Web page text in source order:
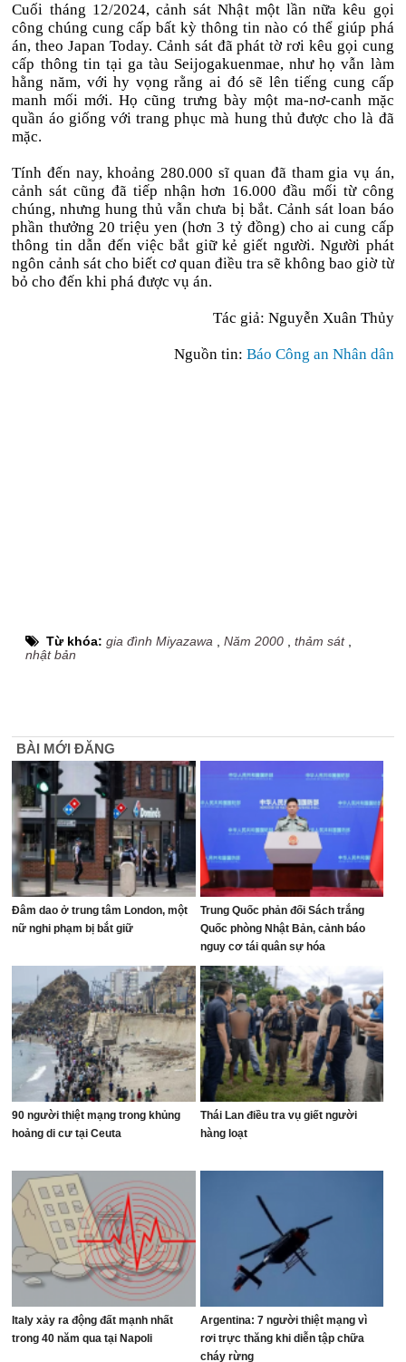
Cuối tháng 12/2024, cảnh sát Nhật một lần nữa kêu gọi
công chúng cung cấp bất kỳ thông tin nào có thể giúp phá
án, theo Japan Today. Cảnh sát đã phát tờ rơi kêu gọi cung
cấp thông tin tại ga tàu Seijogakuenmae, như họ vẫn làm
hằng năm, với hy vọng rằng ai đó sẽ lên tiếng cung cấp
manh mối mới. Họ cũng trưng bày một ma-nơ-canh mặc
quần áo giống với trang phục mà hung thủ được cho là đã
mặc.
Tính đến nay, khoảng 280.000 sĩ quan đã tham gia vụ án,
cảnh sát cũng đã tiếp nhận hơn 16.000 đầu mối từ công
chúng, nhưng hung thủ vẫn chưa bị bắt. Cảnh sát loan báo
phần thưởng 20 triệu yen (hơn 3 tỷ đồng) cho ai cung cấp
thông tin dẫn đến việc bắt giữ kẻ giết người. Người phát
ngôn cảnh sát cho biết cơ quan điều tra sẽ không bao giờ từ
bỏ cho đến khi phá được vụ án.
Tác giả: Nguyễn Xuân Thủy
Nguồn tin: Báo Công an Nhân dân
Từ khóa:gia đình Miyazawa ,Năm 2000 ,thảm sát,
nhật bản
BÀI MỚI ĐĂNG
Đâm dao ở trung tâm London, một
nữ nghi phạm bị bắt giữ
Trung Quốc phản đối Sách trắng
Quốc phòng Nhật Bản, cảnh báo
nguy cơ tái quân sự hóa
90 người thiệt mạng trong khủng
hoảng di cư tại Ceuta
Thái Lan điều tra vụ giết người
hàng loạt
Italy xảy ra động đất mạnh nhất
trong 40 năm qua tại Napoli
Argentina: 7 người thiệt mạng vì
rơi trực thăng khi diễn tập chữa
cháy rừng